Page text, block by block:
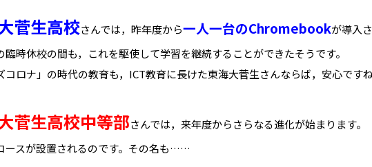
菅生高校さんでは，昨年度から一人一台のChromebookが導入
臨時休校の間も，これを駆使して学習を継続することができたそうです。
コロナ」の時代の教育も，ICT教育に長けた東海大菅生さんならば，安心ですね
菅生高校中等部さんでは，来年度からさらなる進化が始まります。
ースが設置されるのです。その名も……